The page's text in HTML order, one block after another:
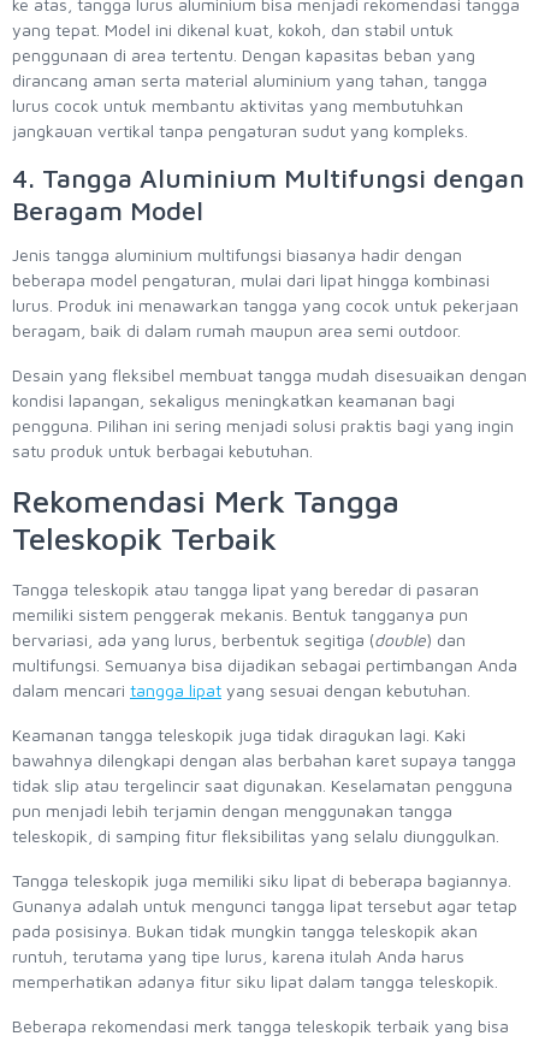
ke atas, tangga lurus aluminium bisa menjadi rekomendasi tangga
yang tepat. Model ini dikenal kuat, kokoh, dan stabil untuk
penggunaan di area tertentu. Dengan kapasitas beban yang
dirancang aman serta material aluminium yang tahan, tangga
lurus cocok untuk membantu aktivitas yang membutuhkan
jangkauan vertikal tanpa pengaturan sudut yang kompleks.
4. Tangga Aluminium Multifungsi dengan
Beragam Model
Jenis tangga aluminium multifungsi biasanya hadir dengan
beberapa model pengaturan, mulai dari lipat hingga kombinasi
lurus. Produk ini menawarkan tangga yang cocok untuk pekerjaan
beragam, baik di dalam rumah maupun area semi outdoor.
Desain yang fleksibel membuat tangga mudah disesuaikan dengan
kondisi lapangan, sekaligus meningkatkan keamanan bagi
pengguna. Pilihan ini sering menjadi solusi praktis bagi yang ingin
satu produk untuk berbagai kebutuhan.
Rekomendasi Merk Tangga
Teleskopik Terbaik
Tangga teleskopik atau tangga lipat yang beredar di pasaran
memiliki sistem penggerak mekanis. Bentuk tangganya pun
bervariasi, ada yang lurus, berbentuk segitiga (double) dan
multifungsi. Semuanya bisa dijadikan sebagai pertimbangan Anda
dalam mencari tangga lipat yang sesuai dengan kebutuhan.
Keamanan tangga teleskopik juga tidak diragukan lagi. Kaki
bawahnya dilengkapi dengan alas berbahan karet supaya tangga
tidak slip atau tergelincir saat digunakan. Keselamatan pengguna
pun menjadi lebih terjamin dengan menggunakan tangga
teleskopik, di samping fitur fleksibilitas yang selalu diunggulkan.
Tangga teleskopik juga memiliki siku lipat di beberapa bagiannya.
Gunanya adalah untuk mengunci tangga lipat tersebut agar tetap
pada posisinya. Bukan tidak mungkin tangga teleskopik akan
runtuh, terutama yang tipe lurus, karena itulah Anda harus
memperhatikan adanya fitur siku lipat dalam tangga teleskopik.
Beberapa rekomendasi merk tangga teleskopik terbaik yang bisa